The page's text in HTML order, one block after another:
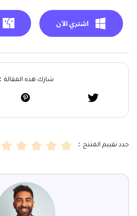
شارك هذه المقالة：
حدد تقييم المنتج：